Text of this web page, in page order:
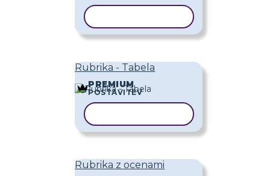
Rubrika - Tabela
PREMIUM
POSTAVITEV
Rubrika z ocenami